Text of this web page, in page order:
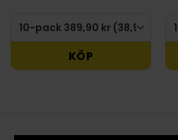
KÖP